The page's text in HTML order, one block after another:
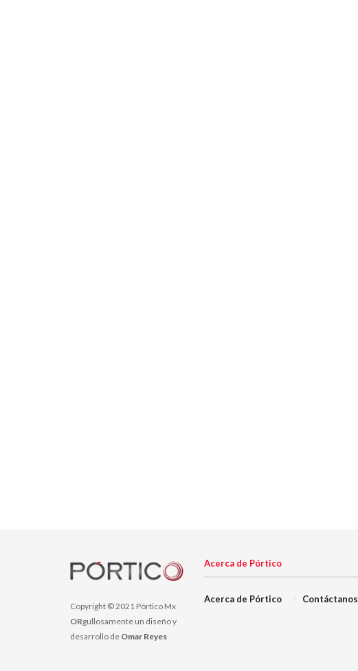
Copyright © 2021 Pórtico Mx
ORgullosamente un diseño y
desarrollo de Omar Reyes
Acerca de Pórtico
Acerca de Pórtico Contáctanos